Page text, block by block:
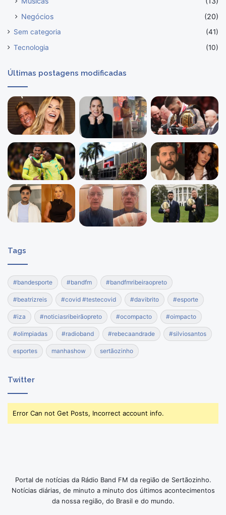
Negócios
(20)
Sem categoria
(41)
Tecnologia
(10)
Últimas postagens modificadas
Tags
#bandesporte #bandfm #bandfmribeiraopreto
#beatrizreis #covid #testecovid #davibrito #esporte
#iza #noticiasribeirãopreto #ocompacto #oimpacto
#olimpiadas #radioband #rebecaandrade #silviosantos
esportes manhashow sertãozinho
Twitter
Error Can not Get Posts, Incorrect account info.
Portal de notícias da Rádio Band FM da região de Sertãozinho.
Notícias diárias, de minuto a minuto dos últimos acontecimentos
da nossa região, do Brasil e do mundo.